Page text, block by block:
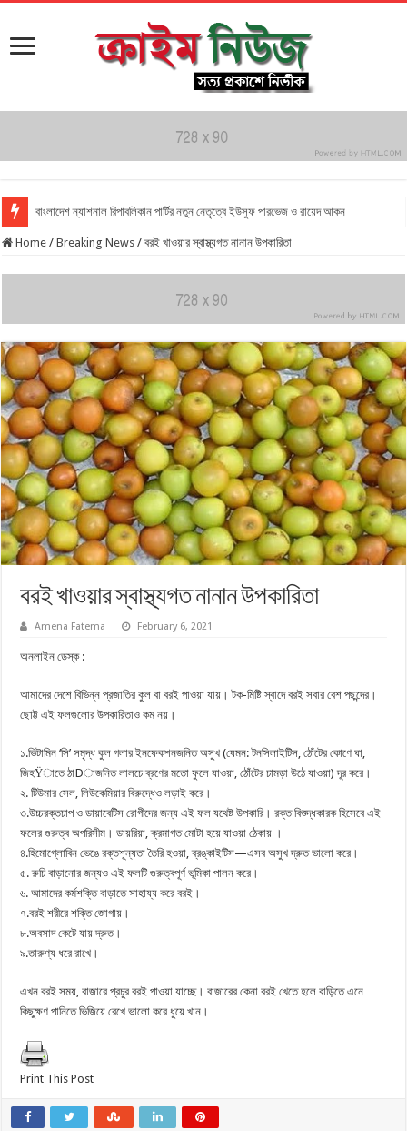
বাংলাদেশ ন্যাশনাল রিপাবলিকান পার্টির নতুন নেতৃত্বে ইউসুফ পারভেজ ও রায়েদ আকন
Home / Breaking News / বরই খাওয়ার স্বাস্থ্যগত নানান উপকারিতা
বরই খাওয়ার স্বাস্থ্যগত নানান উপকারিতা
Amena Fatema February 6, 2021
অনলাইন ডেস্ক :
আমাদের দেশে বিভিন্ন প্রজাতির কুল বা বরই পাওয়া যায়। টক-মিষ্টি স্বাদে বরই সবার বেশ পছন্দের।
ছোট্ট এই ফলগুলোর উপকারিতাও কম নয়।
১.ভিটামিন ‘সি’ সমৃদ্ধ কুল গলার ইনফেকশনজনিত অসুখ (যেমন: টনসিলাইটিস, ঠোঁটের কোণে ঘা,
জিহŸাতে ঠাÐাজনিত লালচে ব্রণের মতো ফুলে যাওয়া, ঠোঁটের চামড়া উঠে যাওয়া) দূর করে।
২. টিউমার সেল, লিউকেমিয়ার বিরুদ্ধেও লড়াই করে।
৩.উচ্চরক্তচাপ ও ডায়াবেটিস রোগীদের জন্য এই ফল যথেষ্ট উপকারি। রক্ত বিশুদ্ধকারক হিসেবে এই
ফলের গুরুত্ব অপরিসীম। ডায়রিয়া, ক্রমাগত মোটা হয়ে যাওয়া ঠেকায় ।
৪.হিমোগ্লোবিন ভেঙে রক্তশূন্যতা তৈরি হওয়া, ব্রঙ্কাইটিস—এসব অসুখ দ্রুত ভালো করে।
৫. রুচি বাড়ানোর জন্যও এই ফলটি গুরুত্বপূর্ণ ভূমিকা পালন করে।
৬. আমাদের কর্মশক্তি বাড়াতে সাহায্য করে বরই।
৭.বরই শরীরে শক্তি জোগায়।
৮.অবসাদ কেটে যায় দ্রুত।
৯.তারুণ্য ধরে রাখে।
এখন বরই সময়, বাজারে প্রচুর বরই পাওয়া যাচ্ছে। বাজারের কেনা বরই খেতে হলে বাড়িতে এনে
কিছুক্ষণ পানিতে ভিজিয়ে রেখে ভালো করে ধুয়ে খান।
Print This Post